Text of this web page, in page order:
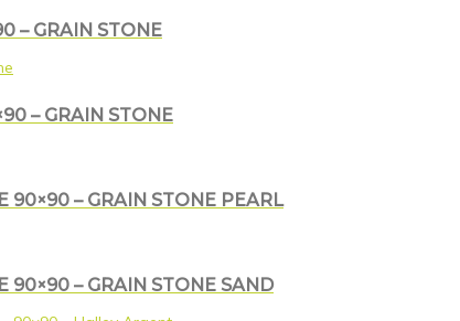
– GRAIN STONE
– GRAIN STONE
90×90 – GRAIN STONE PEARL
90×90 – GRAIN STONE SAND